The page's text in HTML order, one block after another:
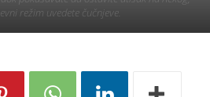
režim uvedete čučnjeve.